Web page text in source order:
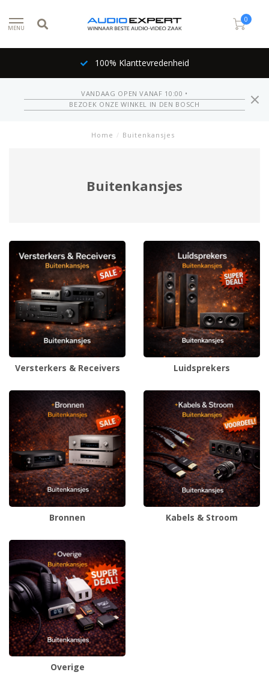
MENU
0
100% Klanttevredenheid
VANDAAG OPEN VANAF 10:00 •
BEZOEK ONZE WINKEL IN DEN BOSCH
Home / Buitenkansjes
Buitenkansjes
Versterkers & Receivers Luidsprekers
Bronnen Kabels & Stroom
Overige